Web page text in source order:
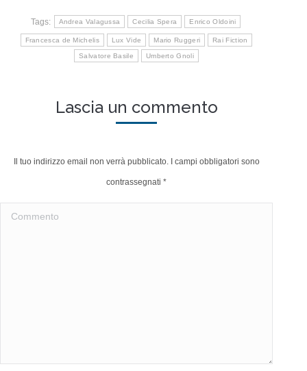
Tags: Andrea Valagussa Cecilia Spera Enrico Oldoini
Francesca de Michelis Lux Vide Mario Ruggeri Rai Fiction
Salvatore Basile Umberto Gnoli
Lascia un commento
Il tuo indirizzo email non verrà pubblicato. I campi obbligatori sono
contrassegnati *
Commento